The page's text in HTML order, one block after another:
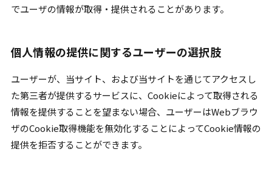
でユーザの情報が取得・提供されることがあります。
個人情報の提供に関するユーザーの選択肢
ユーザーが、当サイト、および当サイトを通じてアクセスし
た第三者が提供するサービスに、Cookieによって取得される
情報を提供することを望まない場合、ユーザーはWebブラウ
ザのCookie取得機能を無効化することによってCookie情報の
提供を拒否することができます。